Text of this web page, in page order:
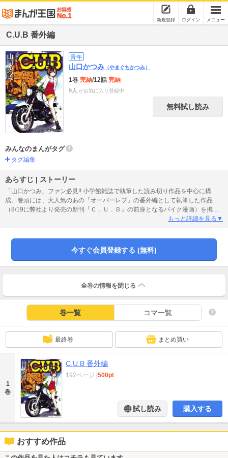
新規登録 ログイン メニュー
C.U.B 番外編
青年
山口かつみ （やまぐちかつみ）
1巻 完結/12話完結
9人 がお気に入り登録中
無料試し読み
みんなのまんがタグ
タグ編集
あらすじ | ストーリー
「山口かつみ」ファン必見!! 小学館雑誌で執筆した読み切り作品を中心に構
成。巻頭には、大人気のあの『オーバーレブ』の番外編として執筆した作品
（8/19に弊社より発売の新刊『Ｃ．Ｕ．Ｂ』の前身となるバイク漫画）を掲載!!
もっと詳細を見る▼
今すぐ会員登録する (無料)
全巻の情報を 閉じる
巻一覧 コマ一覧
最終巻 まとめ買い
1
巻
C.U.B 番外編
192ページ 500pt
試し読み 購入する
おすすめ作品